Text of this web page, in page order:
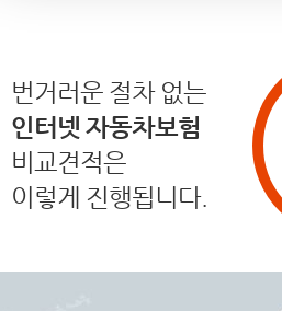
번거러운 절차 없는
인터넷 자동차보험
비교견적은
이렇게 진행됩니다.